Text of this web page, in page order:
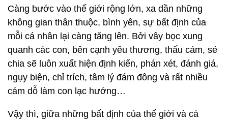
Càng bước vào thế giới rộng lớn, xa dần những
không gian thân thuộc, bình yên, sự bất định của
mỗi cá nhân lại càng tăng lên. Bởi vây bọc xung
quanh các con, bên cạnh yêu thương, thấu cảm, sẻ
chia sẽ luôn xuất hiện định kiến, phán xét, đánh giá,
ngụy biện, chỉ trích, tâm lý đám đông và rất nhiều
cám dỗ làm con lạc hướng…
Vậy thì, giữa những bất định của thế giới và cá